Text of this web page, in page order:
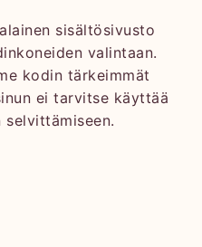
sisältösivusto
valintaan.
kodin tärkeimmät
ei tarvitse käyttää